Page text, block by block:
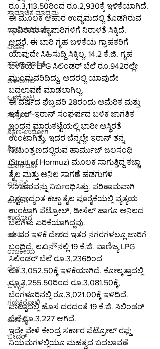
ಸಾಮಾಜಿಕ ಮಾಧ್ಯಮ
ಗ್ಯಾಜೆಟ್-ವಿಮರ್ಶೆ
ವಿಜ್ಞಾನ
ಸಮಗ್ರ-ಮಾಹಿತಿ
ಆಳ-ಅಗಲ
ಒಳನೋಟ
ಸಂಕಲನ
ಶಿಕ್ಷಣ-ಉದ್ಯೋಗ
ಶಿಕ್ಷಣ
ಮಾರ್ಗದರ್ಶಿ
ಎಸ್ಸೆಸ್ಸೆಲ್ಸಿ
ಪಿಯುಸಿ
ಉದ್ಯೋಗ
ಹಾಸನ
ರಾಜಕೀಯ
ದೇಶ
ಬಳ್ಳಾರಿ
ಗಡಚಿರೋಲಿ
ಮುಂಬೈ
ಬೀದರ್
ರೂ.3,113.50ರಿಂದ ರೂ.2,930ಕ್ಕೆ ಇಳಿಕೆಯಾಗಿದೆ.
ಈ ಮೂಲಕ ಆಹಾರ ಉದ್ಯಮದಲ್ಲಿ ತೊಡಗಿರುವ
ಸಾವಿರಾರು ವ್ಯಾಪಾರಿಗಳಿಗೆ ನಿರಾಳತೆ ಸಿಕ್ಕಿದೆ.
ಆದರೆ, ಈ ಬಾರಿ ಗೃಹ ಬಳಕೆಯ ಗ್ರಾಹಕರಿಗೆ
ಯಾವುದೇ ಸಿಹಿಸುದ್ದಿ ಸಿಕ್ಕಿಲ್ಲ. 14.2 ಕೆ.ಜಿ. ಗೃಹ
ಬಳಕೆಯ LPG ಸಿಲಿಂಡರ್ ಬೆಲೆ ರೂ.942ರಲ್ಲೇ
ಮುಂದುವರಿದಿದ್ದು, ಅದರಲ್ಲಿ ಯಾವುದೇ
ಬದಲಾವಣೆ ಮಾಡಲಾಗಿಲ್ಲ.
ಈ ವರ್ಷದ ಫೆಬ್ರವರಿ 28ರಂದು ಅಮೆರಿಕ ಮತ್ತು
ಇಸ್ರೇಲ್-ಇರಾನ್ ಸಂಘರ್ಷದ ಬಳಿಕ ಜಾಗತಿಕ
ಇಂಧನ ಮಾರುಕಟ್ಟೆಯಲ್ಲಿ ಭಾರೀ ಅಸ್ಥಿರತೆ
ಉಂಟಾಗಿತ್ತು. ಇದರ ಬೆನ್ನಲ್ಲೇ ಇರಾನ್ ತನ್ನ
ನಿಯಂತ್ರಣದಲ್ಲಿರುವ ಹಾರ್ಮುಜ್ ಜಲಸಂಧಿ
(Strait of Hormuz) ಮೂಲಕ ಸಾಗುತ್ತಿದ್ದ ಕಚ್ಚಾ
ತೈಲ ಮತ್ತು ಅನಿಲ ಸಾಗಣೆ ಹಡಗುಗಳ
ಸಂಚಾರವನ್ನು ನಿರ್ಬಂಧಿಸಿತ್ತು. ಪರಿಣಾಮವಾಗಿ
ವಿಶ್ವದಾದ್ಯಂತ ಕಚ್ಚಾ ತೈಲ ಪೂರೈಕೆಯಲ್ಲಿ ವ್ಯತ್ಯಯ
ಉಂಟಾಗಿ ಪೆಟ್ರೋಲ್, ಡೀಸೆಲ್ ಹಾಗೂ ಅನಿಲದ
ಬೆಲೆಗಳು ಏರಿಕೆಯಾಗಿದ್ದವು.
ಈ ದರ ಇಳಿಕೆ ದೇಶದ ಇತರ ನಗರಗಳಲ್ಲೂ ಜಾರಿಗೆ
ಬಂದಿದೆ. ಲಖನೌನಲ್ಲಿ 19 ಕೆ.ಜಿ. ವಾಣಿಜ್ಯ LPG
ಸಿಲಿಂಡರ್ ಬೆಲೆ ರೂ.3,236ರಿಂದ
ರೂ.3,052.50ಕ್ಕೆ ಇಳಿಕೆಯಾಗಿದೆ. ಕೋಲ್ಕತ್ತಾದಲ್ಲಿ
ರೂ.3,255.50ರಿಂದ ರೂ.3,081.50ಕ್ಕೆ,
ಬೆಂಗಳೂರಿನಲ್ಲಿ ರೂ.3,021.00ಕ್ಕೆ ಇಳಿದಿದೆ.
ಪಾಟ್ನಾದಲ್ಲಿ ಹೊಸ ದರದಂತೆ 19 ಕೆ.ಜಿ. ಸಿಲಿಂಡರ್
ಬೆಲೆ ರೂ.3,227 ಆಗಿದೆ.
ಇದೇ ವೇಳೆ ಕೇಂದ್ರ ಸರ್ಕಾರ ಪೆಟ್ರೋಲ್ ರಫ್ತು
ನಿಯಮಗಳಲ್ಲಿಯೂ ಮಹತ್ವದ ಬದಲಾವಣೆ